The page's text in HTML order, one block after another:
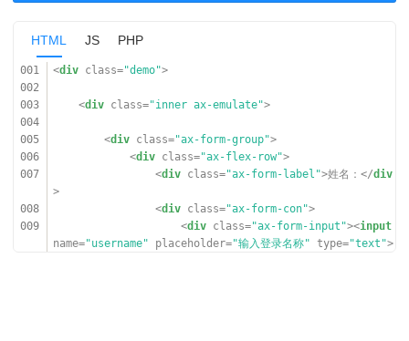
HTML JS PHP
001 <div class="demo">
002
003
<div class="inner ax-emulate">
004
005
<div class="ax-form-group">
006
<div class="ax-flex-row">
007
<div class="ax-form-label">姓名：</div
>
008
<div class="ax-form-con">
009
<div class="ax-form-input"><input
name="username" placeholder="输入登录名称" type="text">